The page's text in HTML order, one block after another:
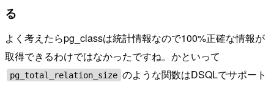
る
よく考えたらpg_classは統計情報なので100%正確な情報が
取得できるわけではなかったですね。かといって
pg_total_relation_size のような関数はDSQLでサポート